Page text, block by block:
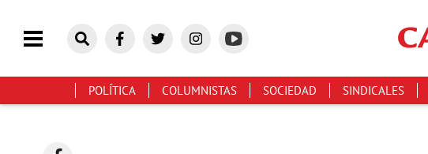
POLÍTICA COLUMNISTAS SOCIEDAD SINDICALES